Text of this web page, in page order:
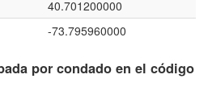
40.701200000
-73.795960000
por condado en el código